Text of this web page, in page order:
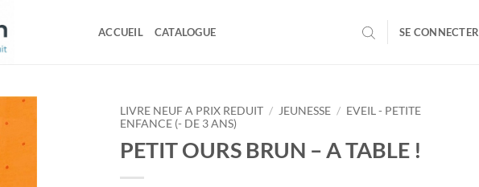
ACCUEIL CATALOGUE SE CONNECTER
LIVRE NEUF A PRIX REDUIT / JEUNESSE / EVEIL - PETITE
ENFANCE (- DE 3 ANS)
PETIT OURS BRUN – A TABLE !